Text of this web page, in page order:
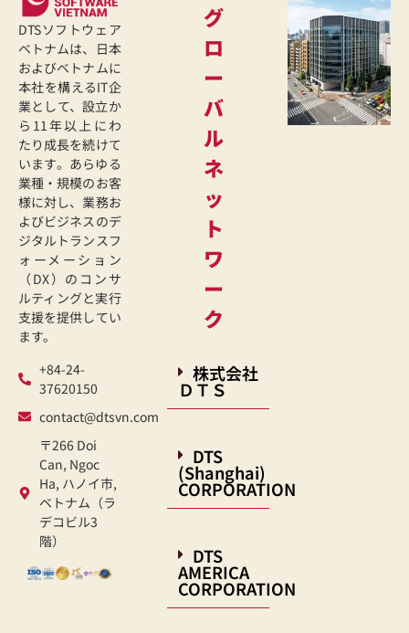
DTSソフトウェア
ベトナムは、日本
およびベトナムに
本社を構えるIT企
業として、設立か
ら11年以上にわ
たり成長を続けて
います。あらゆる
業種・規模のお客
様に対し、業務お
よびビジネスのデ
ジタルトランスフ
ォーメーション
（DX）のコンサ
ルティングと実行
支援を提供してい
ます。
+84-24-
37620150
contact@dtsvn.com
〒266 Doi
Can, Ngoc
Ha, ハノイ市,
ベトナム（ラ
デコビル3
階）
グ
ロ
ー
バ
ル
ネ
ッ
ト
ワ
ー
ク
株式会社
ＤＴＳ
DTS
(Shanghai)
CORPORATION
DTS
AMERICA
CORPORATION